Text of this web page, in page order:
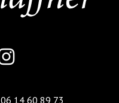
06 14 60 89 73